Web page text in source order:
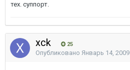
тех. суппорт.
xck 25
Опубликовано Январь 14, 2009